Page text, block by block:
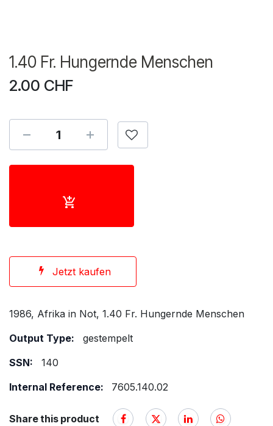
1.40 Fr. Hungernde Menschen
2.00 CHF
Jetzt kaufen
1986, Afrika in Not, 1.40 Fr. Hungernde Menschen
Output Type:
gestempelt
SSN:
140
Internal Reference:
7605.140.02
Share this product